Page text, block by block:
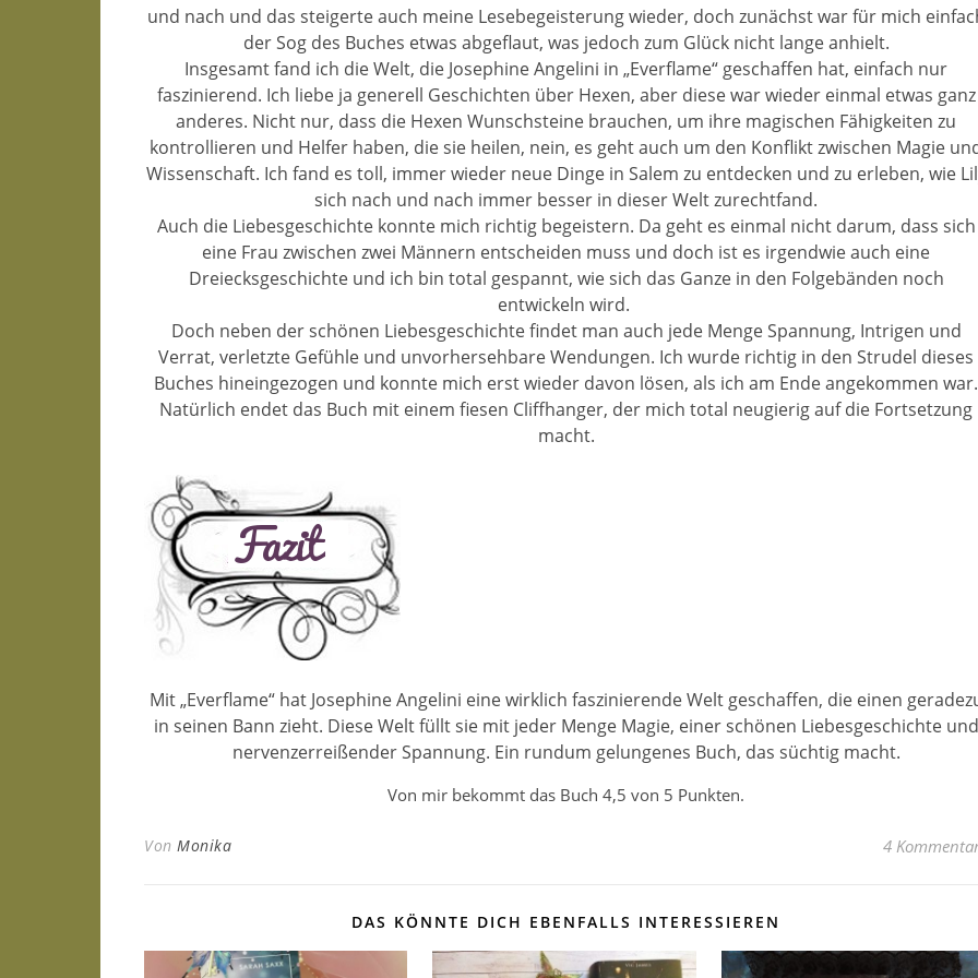
und nach und das steigerte auch meine Lesebegeisterung wieder, doch zunächst war für mich
der Sog des Buches etwas abgeflaut, was jedoch zum Glück nicht lange anhielt.
Insgesamt fand ich die Welt, die Josephine Angelini in „Everflame“ geschaffen hat, einfach nur
faszinierend. Ich liebe ja generell Geschichten über Hexen, aber diese war wieder einmal etwas ganz
anderes. Nicht nur, dass die Hexen Wunschsteine brauchen, um ihre magischen Fähigkeiten zu
kontrollieren und Helfer haben, die sie heilen, nein, es geht auch um den Konflikt zwischen Magie
Wissenschaft. Ich fand es toll, immer wieder neue Dinge in Salem zu entdecken und zu erleben, wie
sich nach und nach immer besser in dieser Welt zurechtfand.
Auch die Liebesgeschichte konnte mich richtig begeistern. Da geht es einmal nicht darum, dass sich
eine Frau zwischen zwei Männern entscheiden muss und doch ist es irgendwie auch eine
Dreiecksgeschichte und ich bin total gespannt, wie sich das Ganze in den Folgebänden noch
entwickeln wird.
Doch neben der schönen Liebesgeschichte findet man auch jede Menge Spannung, Intrigen und
Verrat, verletzte Gefühle und unvorhersehbare Wendungen. Ich wurde richtig in den Strudel dieses
Buches hineingezogen und konnte mich erst wieder davon lösen, als ich am Ende angekommen war.
Natürlich endet das Buch mit einem fiesen Cliffhanger, der mich total neugierig auf die Fortsetzung
macht.
Mit „Everflame“ hat Josephine Angelini eine wirklich faszinierende Welt geschaffen, die einen
in seinen Bann zieht. Diese Welt füllt sie mit jeder Menge Magie, einer schönen Liebesgeschichte und
nervenzerreißender Spannung. Ein rundum gelungenes Buch, das süchtig macht.
Von mir bekommt das Buch 4,5 von 5 Punkten.
Von Monika 4
DAS KÖNNTE DICH EBENFALLS INTERESSIEREN